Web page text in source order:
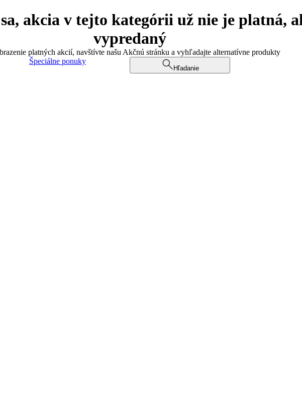
akcia v tejto kategórii už nie je platná,
vypredaný
platných akcií, navštívte našu Akčnú stránku a vyhľadajte alternatívne produkty
Špeciálne ponuky
Hľadanie